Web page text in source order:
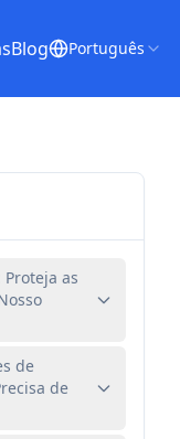
Blog Português
Proteja as
de
de